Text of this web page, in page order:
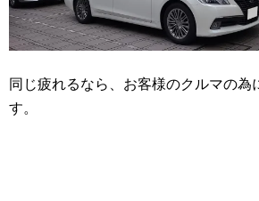
同じ疲れるなら、お客様のクルマの為
す。